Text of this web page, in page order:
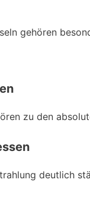
gehören
zu den
deutlich